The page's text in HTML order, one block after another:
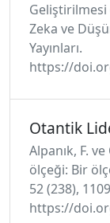
Geliştirilmesi
Zeka ve
Yayınları.
https://
Otantik
Alpanık, F.
ölçeği: Bir
52 (238),
https://